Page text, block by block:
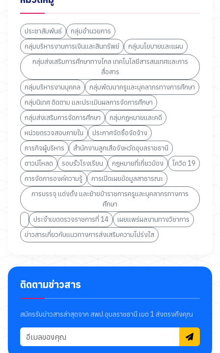
ประชาสัมพันธ์
กลุ่มอำนวยการ
กลุ่มบริหารงานการเงินและสินทรัพย์
กลุ่มนโยบายและแผน
กลุ่มส่งเสริมการศึกษาทางไกล เทคโนโลยีสารสนเทศและการ
สื่อสาร
กลุ่มบริหารงานบุคคล
กลุ่มพัฒนาครูและบุคลากรทางการศึกษา
กลุ่มนิเทศ ติดตาม และประเมินผลการจัดการศึกษา
กลุ่มส่งเสริมการจัดการศึกษา
กลุ่มกฏหมายและคดี
หน่วยตรวจสอบภายใน
ประกาศจัดซื้อจัดจ้าง
ภารกิจผู้บริหาร
สำนักงานลูกเสือจังหวัดอุบลราชธานี
ดาวน์โหลด
รอบรั้วโรงเรียน กฎหมายที่เกี่ยวข้อง
โควิด 19
การจัดการองค์ความรู้
การเปิดเผยข้อมูลสาธารณะ
การบรรจุ แต่งตั้ง และย้ายข้าราชการครูและบุคลากรทางการ
ศึกษา
ประจำเขตตรวจราชการที่ 14
เผยแพร่ผลงานทางวิชาการ
ข่าวสารเกี่ยวกับแนวทางการส่งเสริมความโปร่งใส
ติดตามข่าวสาร
สมัครรับข่าวสารล่าสุดจาก สพป.อุบลราชธานี เขต 1 ส่งตรงถึงคุณ